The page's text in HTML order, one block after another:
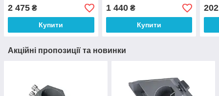
2 475 ₴
Купити
1 440₴
Купити
202
Акційні пропозиції та новинки